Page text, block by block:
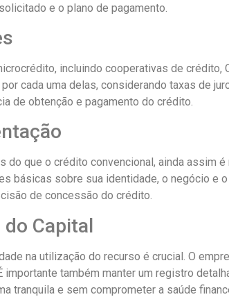
e o plano de pagamento.
incluindo cooperativas de crédito,
cada uma delas, considerando taxas de
de obtenção e pagamento do crédito.
do que o crédito convencional, ainda assim
básicas sobre sua identidade, o negócio e
de concessão do crédito.
Capital
na utilização do recurso é crucial. O
também manter um registro
tranquila e sem comprometer a saúde